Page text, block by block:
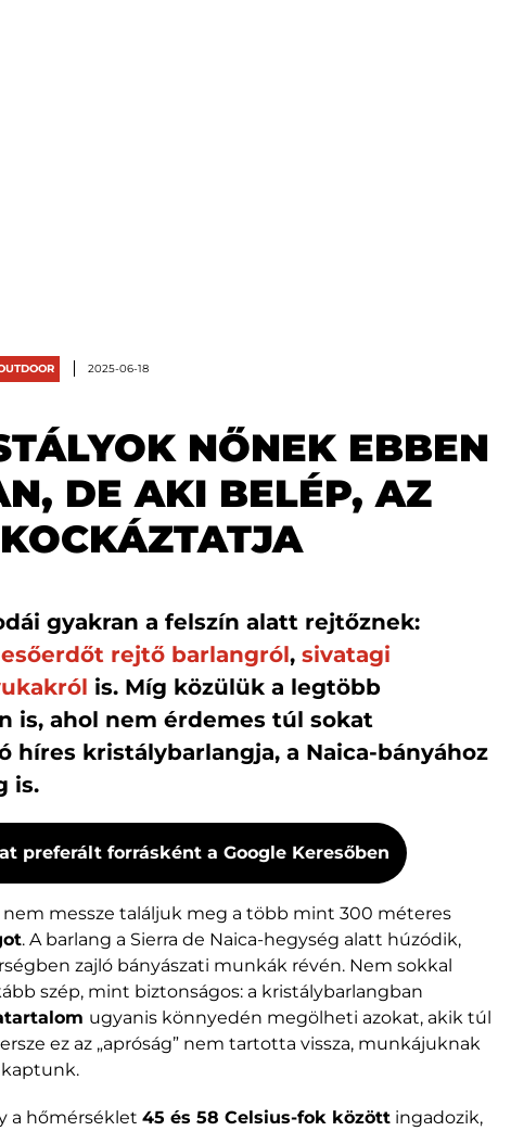
2025-06-18
NŐNEK EBBEN
DE AKI BELÉP, AZ
gyakran a felszín alatt rejtőznek:
rejtő barlangról, sivatagi
is. Míg közülük a legtöbb
is, ahol nem érdemes túl sokat
kristálybarlangja, a Naica-bányához
is.
preferált forrásként a Google Keresőben
nem messze találjuk meg a több mint 300 méteres
. A barlang a Sierra de Naica-hegység alatt húzódik,
zajló bányászati munkák révén. Nem sokkal
szép, mint biztonságos: a kristálybarlangban
ugyanis könnyedén megölheti azokat, akik túl
ez az „apróság” nem tartotta vissza, munkájuknak
a hőmérséklet 45 és 58 Celsius-fok között ingadozik,